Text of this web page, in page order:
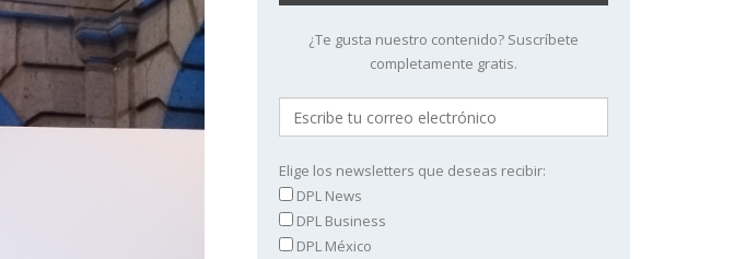
¿Te gusta nuestro contenido? Suscríbete
completamente gratis.
Elige los newsletters que deseas recibir:
DPL News
DPL Business
DPL México